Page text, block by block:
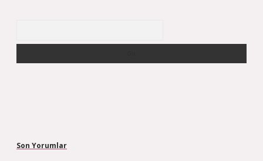
Son Yorumlar